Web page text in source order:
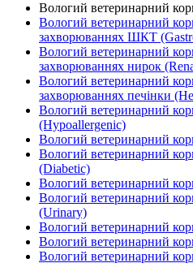
Вологий ветеринарний
Вологий ветеринарний
захворюваннях ШКТ
Вологий ветеринарний
захворюваннях нирок
Вологий ветеринарний
захворюваннях печінки
Вологий ветеринарний
(Hypoallergenic)
Вологий ветеринарний
Вологий ветеринарний
(Diabetic)
Вологий ветеринарний
Вологий ветеринарний
(Urinary)
Вологий ветеринарний
Вологий ветеринарний
Вологий ветеринарний